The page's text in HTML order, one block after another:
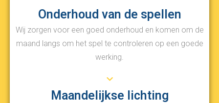
Onderhoud van de spellen
Wij zorgen voor een goed onderhoud en komen om de
maand langs om het spel te controleren op een goede
werking.
Maandelijkse lichting